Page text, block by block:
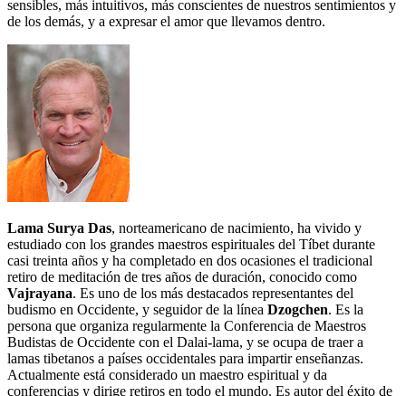
sensibles, más intuitivos, más conscientes de nuestros sentimientos y
de los demás, y a expresar el amor que llevamos dentro.
Lama Surya Das, norteamericano de nacimiento, ha vivido y
estudiado con los grandes maestros espirituales del Tíbet durante
casi treinta años y ha completado en dos ocasiones el tradicional
retiro de meditación de tres años de duración, conocido como
Vajrayana. Es uno de los más destacados representantes del
budismo en Occidente, y seguidor de la línea Dzogchen. Es la
persona que organiza regularmente la Conferencia de Maestros
Budistas de Occidente con el Dalai-lama, y se ocupa de traer a
lamas tibetanos a países occidentales para impartir enseñanzas.
Actualmente está considerado un maestro espiritual y da
conferencias y dirige retiros en todo el mundo. Es autor del éxito de